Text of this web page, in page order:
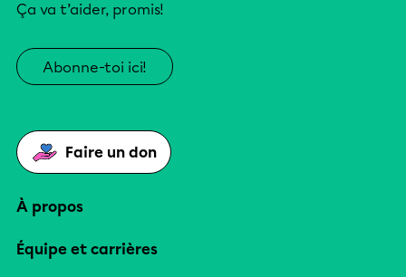
Ça va t’aider, promis!
Abonne-toi ici!
Faire un don
À propos
Équipe et carrières